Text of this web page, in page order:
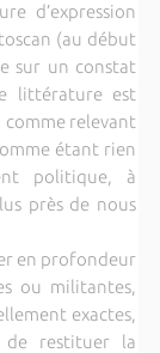
d’expression
(au début
sur un constat
littérature est
relevant
étant rien
politique, à
près de nous
en profondeur
ou militantes,
exactes,
restituer la